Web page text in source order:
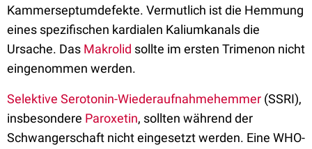
Kammerseptumdefekte. Vermutlich ist die Hemmung
eines spezifischen kardialen Kaliumkanals die
Ursache. Das Makrolid sollte im ersten Trimenon nicht
eingenommen werden.
Selektive Serotonin-Wiederaufnahmehemmer (SSRI),
insbesondere Paroxetin, sollten während der
Schwangerschaft nicht eingesetzt werden. Eine WHO-